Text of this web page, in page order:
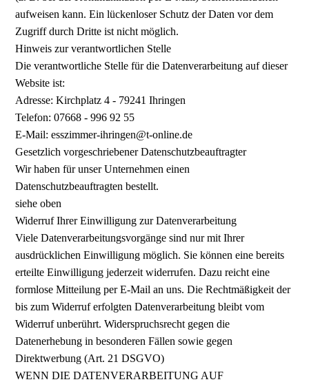
aufweisen kann. Ein lückenloser Schutz der Daten vor dem
Zugriff durch Dritte ist nicht möglich.
Hinweis zur verantwortlichen Stelle
Die verantwortliche Stelle für die Datenverarbeitung auf dieser
Website ist:
Adresse: Kirchplatz 4 - 79241 Ihringen
Telefon: 07668 - 996 92 55
E-Mail: esszimmer-ihringen@t-online.de
Gesetzlich vorgeschriebener Datenschutzbeauftragter
Wir haben für unser Unternehmen einen
Datenschutzbeauftragten bestellt.
siehe oben
Widerruf Ihrer Einwilligung zur Datenverarbeitung
Viele Datenverarbeitungsvorgänge sind nur mit Ihrer
ausdrücklichen Einwilligung möglich. Sie können eine bereits
erteilte Einwilligung jederzeit widerrufen. Dazu reicht eine
formlose Mitteilung per E-Mail an uns. Die Rechtmäßigkeit der
bis zum Widerruf erfolgten Datenverarbeitung bleibt vom
Widerruf unberührt. Widerspruchsrecht gegen die
Datenerhebung in besonderen Fällen sowie gegen
Direktwerbung (Art. 21 DSGVO)
WENN DIE DATENVERARBEITUNG AUF